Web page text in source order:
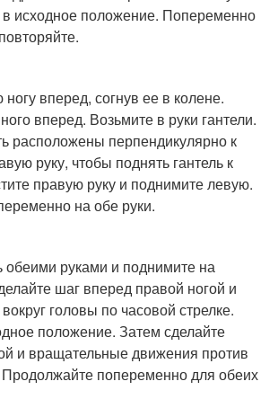
исходное положение. Попеременно
вперед, согнув ее в колене.
вперед. Возьмите в руки гантели.
расположены перпендикулярно к
руку, чтобы поднять гантель к
правую руку и поднимите левую.
на обе руки.
обеими руками и поднимите на
шаг вперед правой ногой и
головы по часовой стрелке.
положение. Затем сделайте
и вращательные движения против
Продолжайте попеременно для обеих